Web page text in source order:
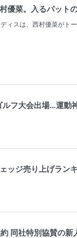
優菜。入るパット
ィスは、西村優菜が
フ大会出場…運
ッジ売り上げラ
同社特別協賛の